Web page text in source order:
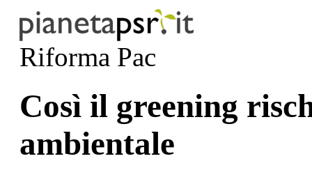
Riforma Pac
Così il greening
ambientale